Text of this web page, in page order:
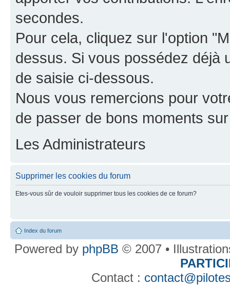
secondes.
Pour cela, cliquez sur l'option
dessus. Si vous possédez déjà
de saisie ci-dessous.
Nous vous remercions pour
de passer de bons moments
Les Administrateurs
Supprimer les cookies du forum
Etes-vous sûr de vouloir supprimer tous les cookies de ce forum?
Index du forum
Powered by phpBB © 2007 •
Contact :